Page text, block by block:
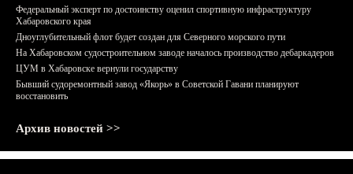
Федеральный эксперт по достоинству оценил спортивную инфраструктуру
Хабаровского края
Дноуглубительный флот будет создан для Северного морского пути
На Хабаровском судостроительном заводе началось производство дебаркадеров
ЦУМ в Хабаровске вернули государству
Бывший судоремонтный завод «Якорь» в Советской Гавани планируют
восстановить
Архив новостей >>